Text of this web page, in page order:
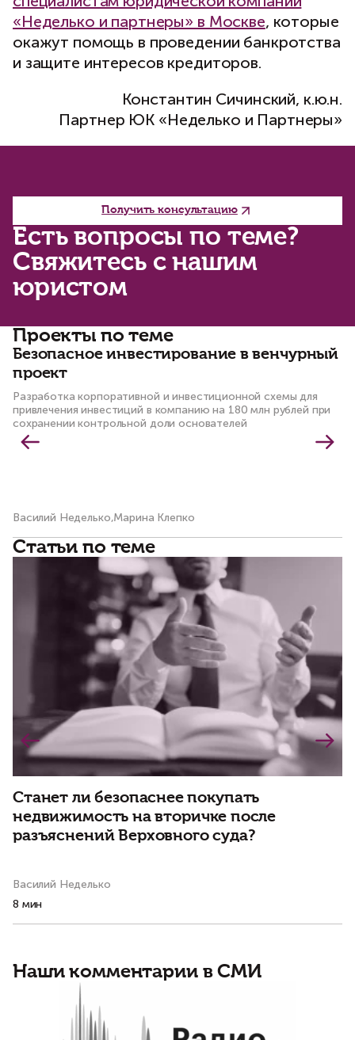
«Неделько и партнеры» в Москве, которые
окажут помощь в проведении банкротства
и защите интересов кредиторов.
Константин Сичинский, к.ю.н.
Партнер ЮК «Неделько и Партнеры»
Есть вопросы по теме?
Свяжитесь с нашим
юристом
Получить консультацию
Проекты по теме
Безопасное инвестирование в венчурный
проект
Разработка корпоративной и инвестиционной схемы для
привлечения инвестиций в компанию на 180 млн рублей при
сохранении контрольной доли основателей
Василий Неделько,Марина Клепко
Статьи по теме
Станет ли безопаснее покупать
недвижимость на вторичке после
разъяснений Верховного суда?
Василий Неделько
8 мин
Наши комментарии в СМИ